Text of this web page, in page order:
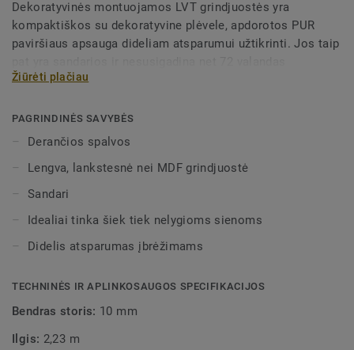
Dekoratyvinės montuojamos LVT grindjuostės yra
kompaktiškos su dekoratyvine plėvele, apdorotos PUR
paviršiaus apsauga dideliam atsparumui užtikrinti. Jos taip
mirkomos vandenyje. Gali būti dviejų aukščių – 60 mm ir
spalvų pilnai apdailai užtikrinti. Dekoratyvinės
montuojamos grindjuostės dera su visomis LVT grindimis
(Glue-Down, Click ir Loose-Lay).
Žiūrėti plačiau
PAGRINDINĖS SAVYBĖS
Derančios spalvos
Lengva, lankstesnė nei MDF grindjuostė
Sandari
Idealiai tinka šiek tiek nelygioms sienoms
Didelis atsparumas įbrėžimams
TECHNINĖS IR APLINKOSAUGOS SPECIFIKACIJOS
Bendras storis: 10 mm
Ilgis: 2,23 m